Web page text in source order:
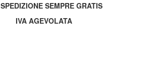
SPEDIZIONE SEMPRE GRATIS
IVA AGEVOLATA